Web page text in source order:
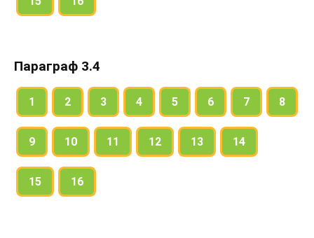
Параграф 3.4
1 2 3 4 5 6 7 8
9 10 11 12 13 14
15 16